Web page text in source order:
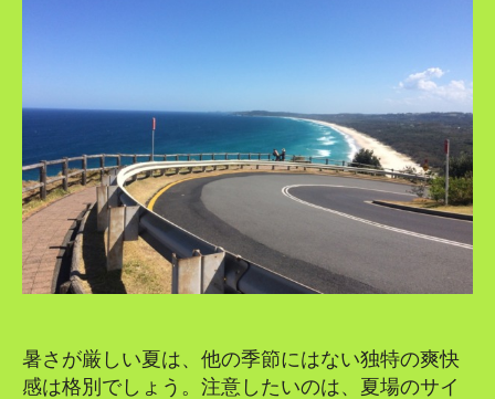
暑さが厳しい夏は、他の季節にはない独特の爽快
感は格別でしょう。注意したいのは、夏場のサイ